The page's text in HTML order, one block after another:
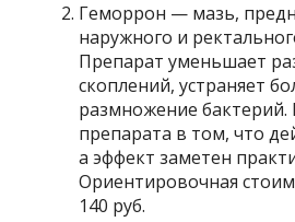
Геморрон — мазь,
наружного и
Препарат уменьшает
скоплений, устраняет
размножение
препарата в том, что
а эффект заметен
Ориентировочная
140 руб.